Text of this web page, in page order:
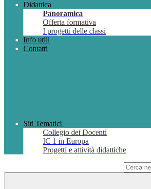
Didattica
Panoramica
Offerta formativa
I progetti delle classi
Info utili
Contatti
Siti Tematici
Collegio dei Docenti
IC 1 in Europa
Progetti e attività didattiche